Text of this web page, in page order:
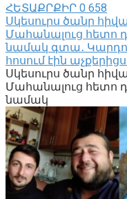
ՀԵՏԱՔՐՔԻՐ 0 658
Սկեսուրս ծանր
Մահանալուց հետո
նամակ գտա․
հոսում էին
Սկեսուրս ծանր
Մահանալուց հետո
նամակ